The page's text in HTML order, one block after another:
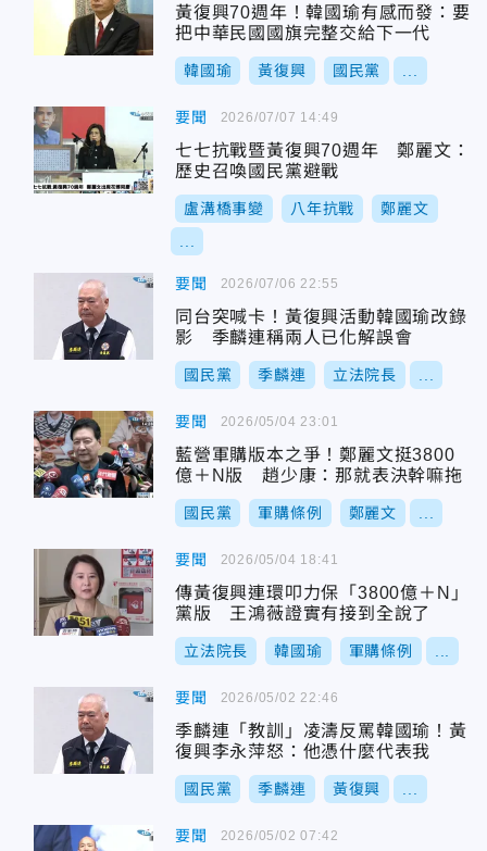
黃復興70週年！韓國瑜有感而發：要
把中華民國國旗完整交給下一代
韓國瑜 黃復興 國民黨
要聞
七七抗戰暨黃復興70週年 鄭麗文：
歷史召喚國民黨避戰
盧溝橋事變 八年抗戰 鄭麗文
2026/07/07 14:49
要聞
同台突喊卡！黃復興活動韓國瑜改錄
影 季麟連稱兩人已化解誤會
國民黨 季麟連 立法院長
2026/07/06 22:55
要聞
藍營軍購版本之爭！鄭麗文挺3800
億＋N版 趙少康：那就表決幹嘛拖
國民黨 軍購條例 鄭麗文
2026/05/04 23:01
要聞
傳黃復興連環叩力保「3800億＋N」
黨版 王鴻薇證實有接到全說了
立法院長 韓國瑜 軍購條例
2026/05/04 18:41
要聞
季麟連「教訓」凌濤反罵韓國瑜！黃
復興李永萍怒：他憑什麼代表我
國民黨 季麟連 黃復興
2026/05/02 22:46
要聞 2026/05/02 07:42